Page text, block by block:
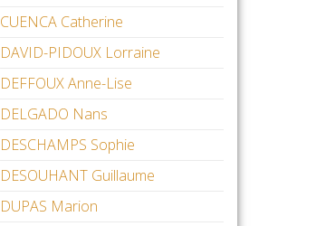
CUENCA Catherine
DAVID-PIDOUX Lorraine
DEFFOUX Anne-Lise
DELGADO Nans
DESCHAMPS Sophie
DESOUHANT Guillaume
DUPAS Marion